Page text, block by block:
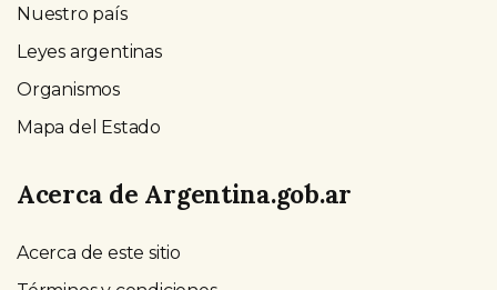
Nuestro país
Leyes argentinas
Organismos
Mapa del Estado
Acerca de Argentina.gob.ar
Acerca de este sitio